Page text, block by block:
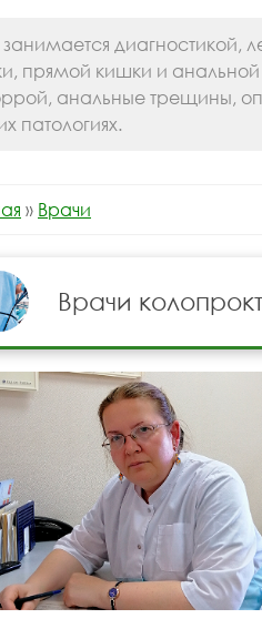
занимается диагностикой,
прямой кишки и
анальные трещины,
патологиях.
» Врачи
Врачи